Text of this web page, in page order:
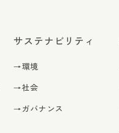
サステナビリティ
→環境
→社会
→ガバナンス